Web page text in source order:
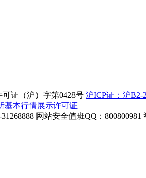
证（沪）字第0428号 沪ICP证：沪B2-
基本行情展示许可证
网站安全值班QQ：800800981